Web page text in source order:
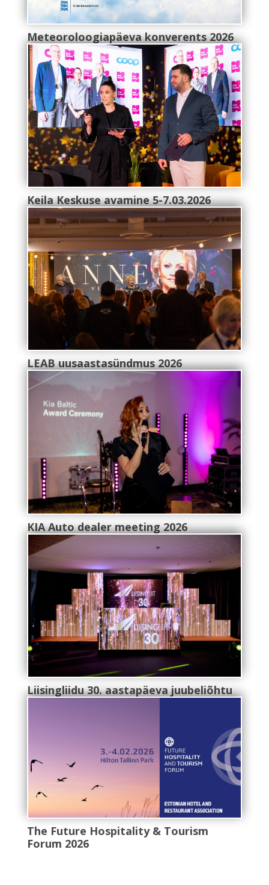
Meteoroloogiapäeva konverents 2026
Keila Keskuse avamine 5-7.03.2026
LEAB uusaastasündmus 2026
KIA Auto dealer meeting 2026
Liisingliidu 30. aastapäeva juubeliõhtu
The Future Hospitality & Tourism
Forum 2026